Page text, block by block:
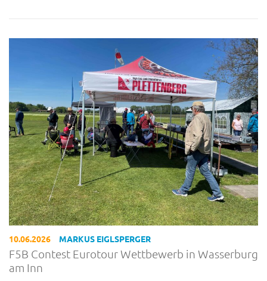
10.06.2026 MARKUS EIGLSPERGER
F5B Contest Eurotour Wettbewerb in Wasserburg
am Inn